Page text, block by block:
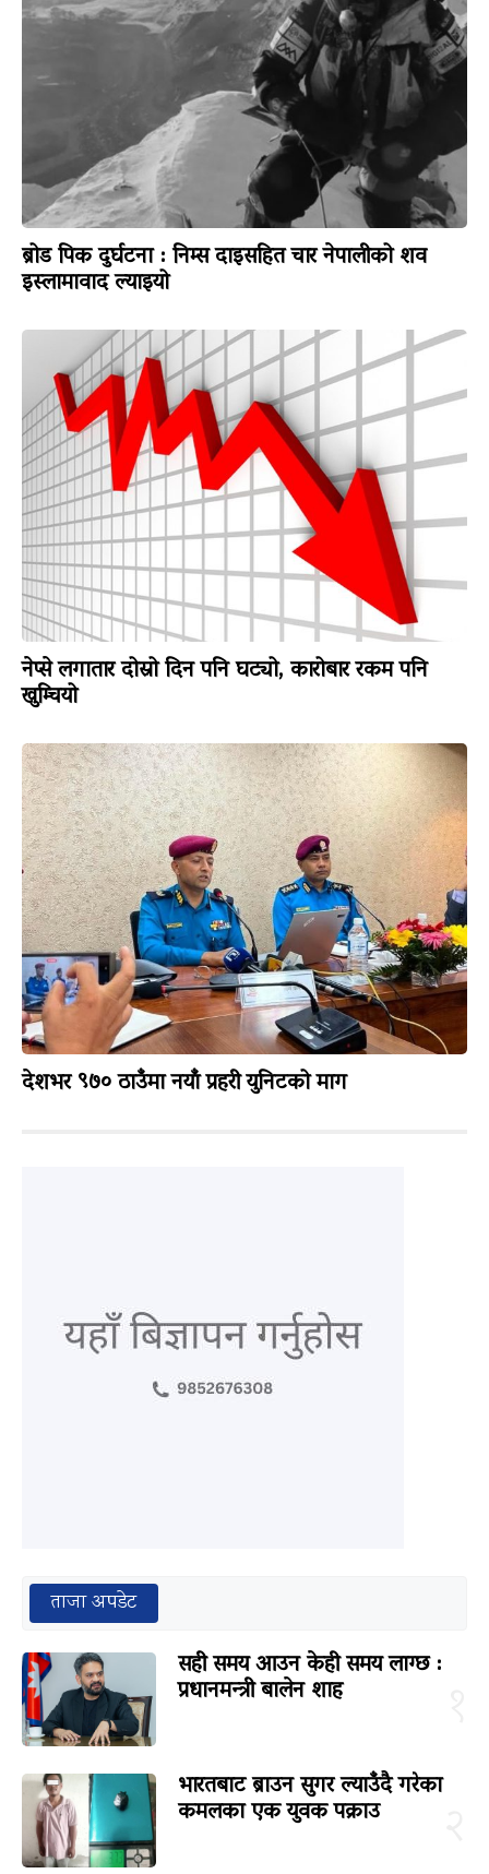
ब्रोड पिक दुर्घटना : निम्स दाइसहित चार नेपालीको शव
इस्लामावाद ल्याइयो
नेप्से लगातार दोस्रो दिन पनि घट्यो, कारोबार रकम पनि
खुम्चियो
देशभर ९७० ठाउँमा नयाँ प्रहरी युनिटको माग
ताजा अपडेट
सही समय आउन केही समय लाग्छ :
प्रधानमन्त्री बालेन शाह
भारतबाट ब्राउन सुगर ल्याउँदै गरेका
कमलका एक युवक पक्राउ